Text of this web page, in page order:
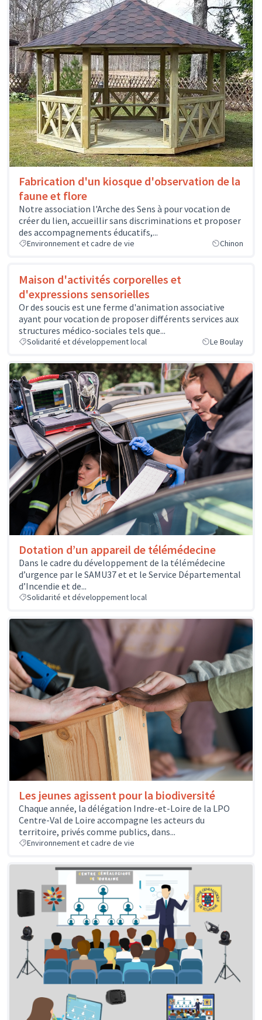
Fabrication d'un kiosque d'observation de la
faune et flore
Notre association l'Arche des Sens à pour vocation de
créer du lien, accueillir sans discriminations et proposer
des accompagnements éducatifs,...
Environnement et cadre de vie Chinon
Maison d'activités corporelles et
d'expressions sensorielles
Or des soucis est une ferme d'animation associative
ayant pour vocation de proposer différents services aux
structures médico-sociales tels que...
Solidarité et développement local Le Boulay
Dotation d’un appareil de télémédecine
Dans le cadre du développement de la télémédecine
d’urgence par le SAMU37 et et le Service Départemental
d’Incendie et de...
Solidarité et développement local
Les jeunes agissent pour la biodiversité
Chaque année, la délégation Indre-et-Loire de la LPO
Centre-Val de Loire accompagne les acteurs du
territoire, privés comme publics, dans...
Environnement et cadre de vie